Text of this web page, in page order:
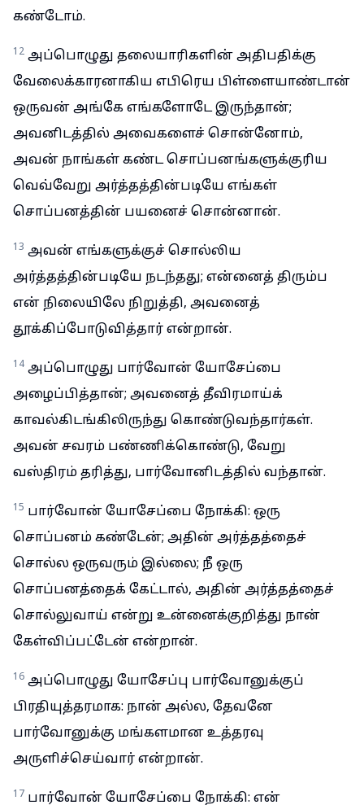
கண்டோம்.
12 அப்பொழுது தலையாரிகளின் அதிபதிக்கு
வேலைக்காரனாகிய எபிரெய பிள்ளையாண்டான்
ஒருவன் அங்கே எங்களோடே இருந்தான்;
அவனிடத்தில் அவைகளைச் சொன்னோம்,
அவன் நாங்கள் கண்ட சொப்பனங்களுக்குரிய
வெவ்வேறு அர்த்தத்தின்படியே எங்கள்
சொப்பனத்தின் பயனைச் சொன்னான்.
13 அவன் எங்களுக்குச் சொல்லிய
அர்த்தத்தின்படியே நடந்தது; என்னைத் திரும்ப
என் நிலையிலே நிறுத்தி, அவனைத்
தூக்கிப்போடுவித்தார் என்றான்.
14 அப்பொழுது பார்வோன் யோசேப்பை
அழைப்பித்தான்; அவனைத் தீவிரமாய்க்
காவல்கிடங்கிலிருந்து கொண்டுவந்தார்கள்.
அவன் சவரம் பண்ணிக்கொண்டு, வேறு
வஸ்திரம் தரித்து, பார்வோனிடத்தில் வந்தான்.
15 பார்வோன் யோசேப்பை நோக்கி: ஒரு
சொப்பனம் கண்டேன்; அதின் அர்த்தத்தைச்
சொல்ல ஒருவரும் இல்லை; நீ ஒரு
சொப்பனத்தைக் கேட்டால், அதின் அர்த்தத்தைச்
சொல்லுவாய் என்று உன்னைக்குறித்து நான்
கேள்விப்பட்டேன் என்றான்.
16 அப்பொழுது யோசேப்பு பார்வோனுக்குப்
பிரதியுத்தரமாக: நான் அல்ல, தேவனே
பார்வோனுக்கு மங்களமான உத்தரவு
அருளிச்செய்வார் என்றான்.
17 பார்வோன் யோசேப்பை நோக்கி: என்